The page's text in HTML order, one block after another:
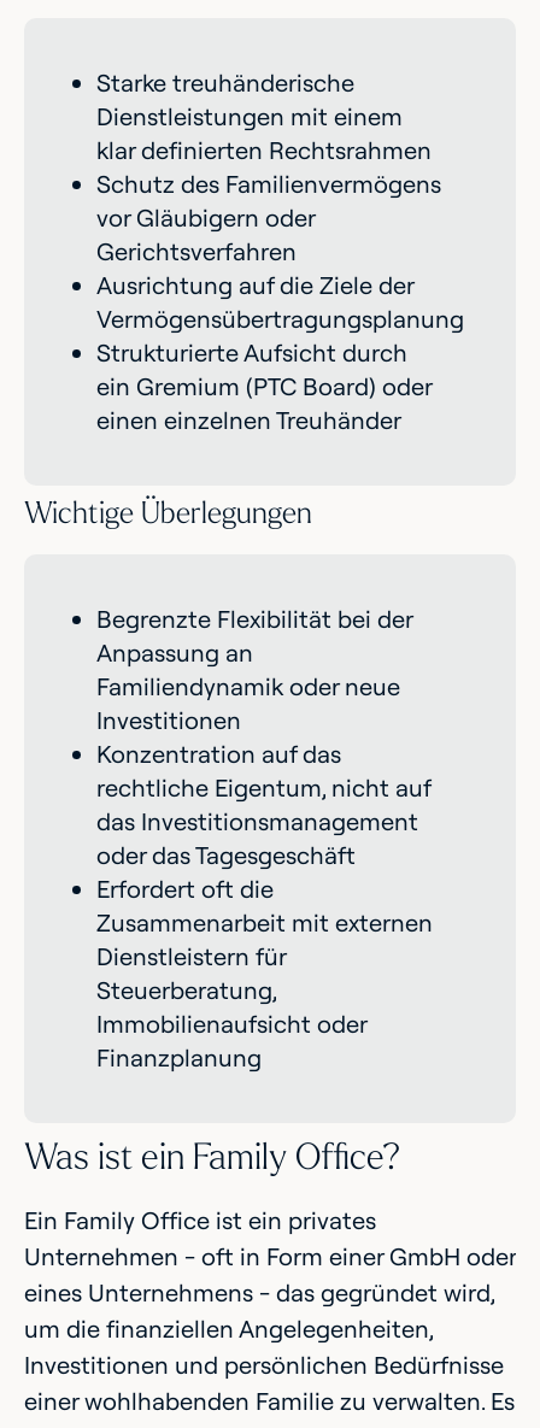
Starke treuhänderische
Dienstleistungen mit einem
klar definierten Rechtsrahmen
Schutz des Familienvermögens
vor Gläubigern oder
Gerichtsverfahren
Ausrichtung auf die Ziele der
Vermögensübertragungsplanung
Strukturierte Aufsicht durch
ein Gremium (PTC Board) oder
einen einzelnen Treuhänder
Wichtige Überlegungen
Begrenzte Flexibilität bei der
Anpassung an
Familiendynamik oder neue
Investitionen
Konzentration auf das
rechtliche Eigentum, nicht auf
das Investitionsmanagement
oder das Tagesgeschäft
Erfordert oft die
Zusammenarbeit mit externen
Dienstleistern für
Steuerberatung,
Immobilienaufsicht oder
Finanzplanung
Was ist ein Family Office?
Ein Family Office ist ein privates
Unternehmen - oft in Form einer GmbH oder
eines Unternehmens - das gegründet wird,
um die finanziellen Angelegenheiten,
Investitionen und persönlichen Bedürfnisse
einer wohlhabenden Familie zu verwalten. Es